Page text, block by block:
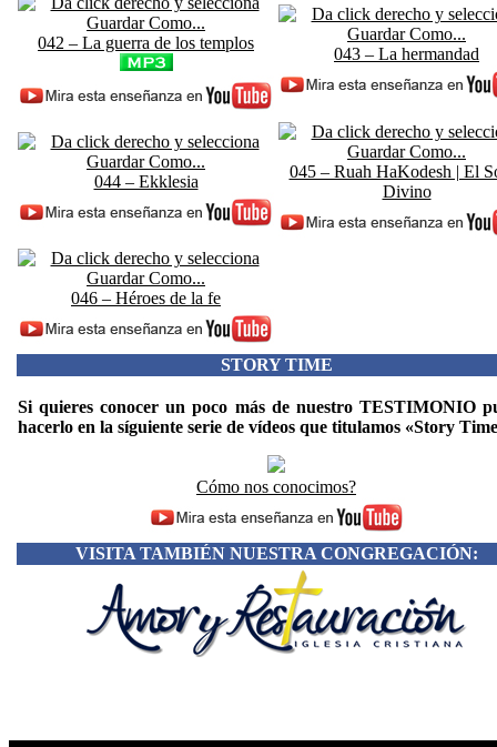
042 – La guerra de los templos
043 – La hermandad
044 – Ekklesia
045 – Ruah HaKodesh | El
Divino
046 – Héroes de la fe
STORY TIME
Si quieres conocer un poco más de nuestro TESTIMONIO
hacerlo en la síguiente serie de vídeos que titulamos «Story
Cómo nos conocimos?
VISITA TAMBIÉN NUESTRA CONGREGACIÓN: